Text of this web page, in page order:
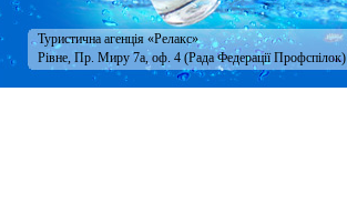
Туристична агенція «Релакс»
Рівне, Пр. Миру 7а, оф. 4 (Рада Федерації Профспілок)